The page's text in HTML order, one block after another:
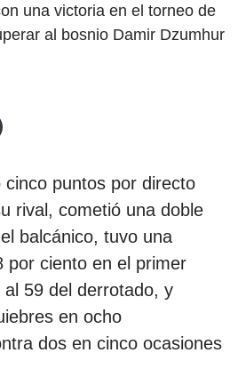
una victoria en el torneo de
al bosnio Damir Dzumhur
cinco puntos por directo
rival, cometió una doble
balcánico, tuvo una
por ciento en el primer
59 del derrotado, y
en ocho
dos en cinco ocasiones